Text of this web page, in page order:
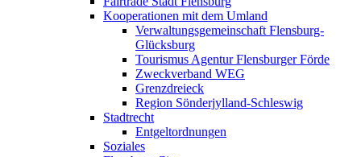
Kooperationen mit dem Umland
Verwaltungsgemeinschaft Flensburg-
Glücksburg
Tourismus Agentur Flensburger Förde
Zweckverband WEG
Grenzdreieck
Region Sönderjylland-Schleswig
Stadtrecht
Entgeltordnungen
Soziales